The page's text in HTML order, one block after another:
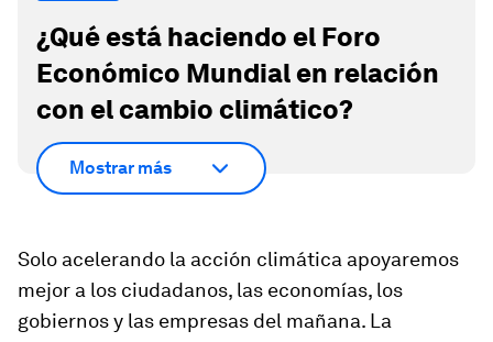
¿Qué está haciendo el Foro
Económico Mundial en relación
con el cambio climático?
Mostrar más
Solo acelerando la acción climática apoyaremos
mejor a los ciudadanos, las economías, los
gobiernos y las empresas del mañana. La